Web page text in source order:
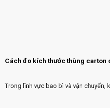
Cách đo kích thước thùng carton
Trong lĩnh vực bao bì và vận chuyển,